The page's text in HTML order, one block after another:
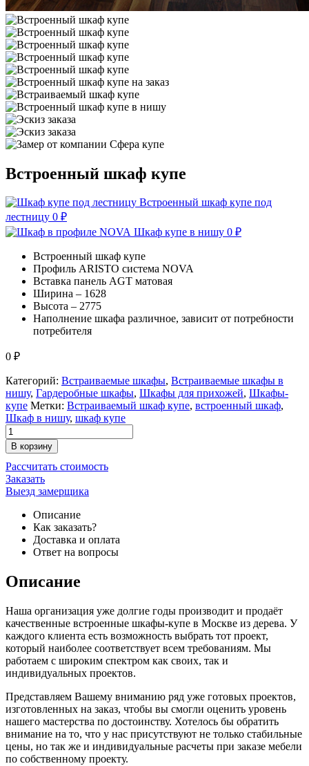
Встроенный шкаф купе
Встроенный шкаф купе под
лестницу 0 ₽
Шкаф купе в нишу 0 ₽
Встроенный шкаф купе
Профиль ARISTO система NOVA
Вставка панель AGT матовая
Ширина – 1628
Высота – 2775
Наполнение шкафа различное, зависит от потребности
потребителя
0 ₽
Категорий: Встраиваемые шкафы, Встраиваемые шкафы в
нишу, Гардеробные шкафы, Шкафы для прихожей, Шкафы-
купе Метки: Встраиваемый шкаф купе, встроенный шкаф,
Шкаф в нишу, шкаф купе
В корзину
Рассчитать стоимость
Заказать
Выезд замерщика
Описание
Как заказать?
Доставка и оплата
Ответ на вопросы
Описание
Наша организация уже долгие годы производит и продаёт
качественные встроенные шкафы-купе в Москве из дерева. У
каждого клиента есть возможность выбрать тот проект,
который наиболее соответствует всем требованиям. Мы
работаем с широким спектром как своих, так и
индивидуальных проектов.
Представляем Вашему вниманию ряд уже готовых проектов,
изготовленных на заказ, чтобы вы смогли оценить уровень
нашего мастерства по достоинству. Хотелось бы обратить
внимание на то, что у нас присутствуют не только стабильные
цены, но так же и индивидуальные расчеты при заказе мебели
по собственному проекту.